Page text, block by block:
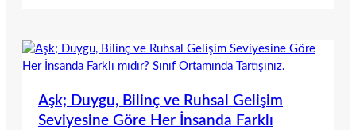
Aşk; Duygu, Bilinç ve Ruhsal Gelişim
Seviyesine Göre Her İnsanda Farklı